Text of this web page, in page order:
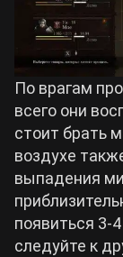
По врагам
всего они
стоит брать
воздухе
выпадения
появиться 3-
следуйте к